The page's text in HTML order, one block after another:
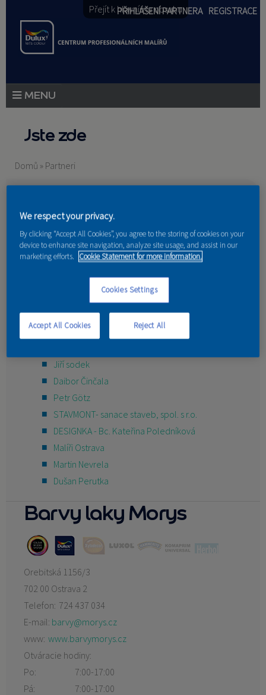
Přejít k hlavnímu obsahu
PŘIHLÁŠENÍ PARTNERA REGISTRACE
AKADEMIE
PARTNEŘI
Jste zde
Domů » Partneri
Nakupují u nás
Martin Tobola
První malířská
ab concept & design s.r.o.
Jiří sodek
Daibor Činčala
Petr Götz
STAVMONT- sanace staveb, spol. s r.o.
DESIGNKA - Bc. Kateřina Poledníková
Malíři Ostrava
Martin Nevrela
Dušan Perutka
Barvy laky Morys
Orebitská 1156/3
702 00 Ostrava 2
Telefon: 724 437 034
E-mail: barvy@morys.cz
www: www.barvymorys.cz
Otváracie hodiny:
Po:
7:00-17:00
Pá:
7:00-17:00
We respect your privacy.
By clicking “Accept All Cookies”, you agree to the storing of cookies on your
device to enhance site navigation, analyze site usage, and assist in our
marketing efforts. Cookie Statement for more information.
Cookies Settings
Reject All
Accept All Cookies